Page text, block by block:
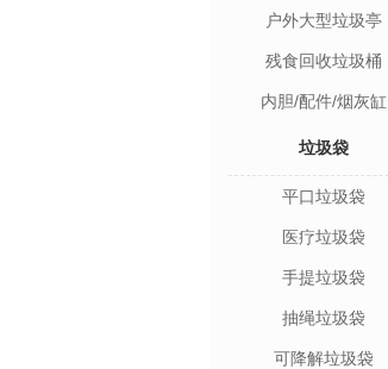
户外大型垃圾亭
残食回收垃圾桶
内胆/配件/烟灰缸
垃圾袋
平口垃圾袋
医疗垃圾袋
手提垃圾袋
抽绳垃圾袋
可降解垃圾袋